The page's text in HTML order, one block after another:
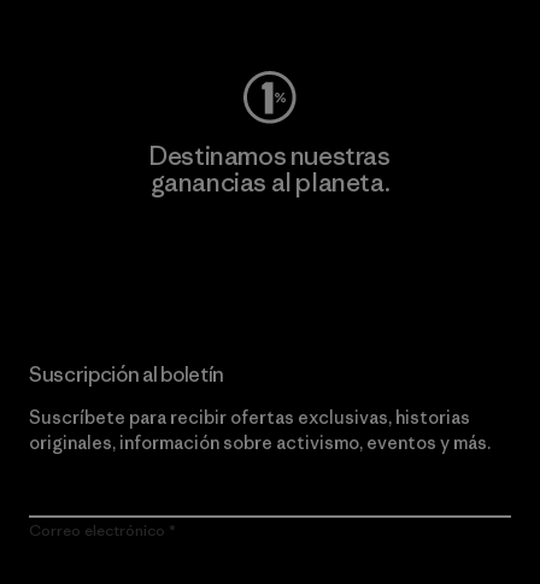
Destinamos nuestras
ganancias al planeta.
Suscripción al boletín
Suscríbete para recibir ofertas exclusivas, historias
originales, información sobre activismo, eventos y más.
Correo electrónico